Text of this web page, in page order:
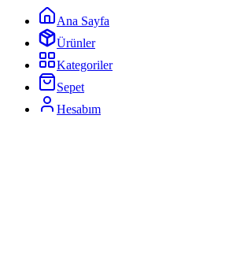
Ana Sayfa
Ürünler
Kategoriler
Sepet
Hesabım